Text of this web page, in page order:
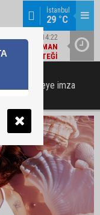
İstanbul
29 °C
EKONOMI / 14:22
TL FINANSMAN
DESTEĞI
bir projeye imza